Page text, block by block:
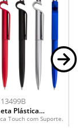
13499B
Plástica
com
Touch com Suporte.